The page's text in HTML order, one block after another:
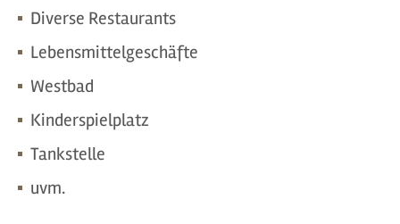
Diverse Restaurants
Lebensmittelgeschäfte
Westbad
Kinderspielplatz
Tankstelle
uvm.